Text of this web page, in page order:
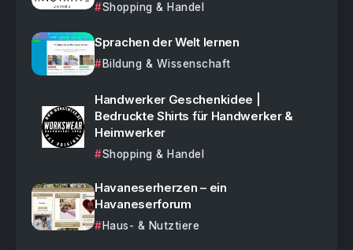
Shopping & Handel
Sprachen der Welt lernen
Bildung & Wissenschaft
Handwerker Geschenkidee |
Bedruckte Shirts für Handwerker &
Heimwerker
Shopping & Handel
Havaneserherzen – ein
Havaneserforum
Haus- & Nutztiere